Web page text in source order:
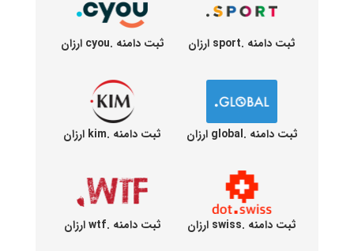
ثبت دامنه .sport ارزان ثبت دامنه .cyou ارزان
ثبت دامنه .global ارزان ثبت دامنه .kim ارزان
ثبت دامنه .swiss ارزان ثبت دامنه .wtf ارزان